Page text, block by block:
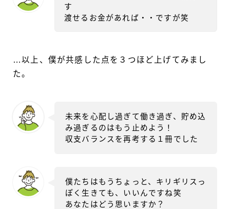
す
渡せるお金があれば・・ですが笑
…以上、僕が共感した点を３つほど上げてみまし
た。
未来を心配し過ぎて働き過ぎ、貯め込
み過ぎるのはもう止めよう！
収支バランスを再考する１冊でした
僕たちはもうちょっと、キリギリスっ
ぽく生きても、いいんですね笑
あなたはどう思いますか？